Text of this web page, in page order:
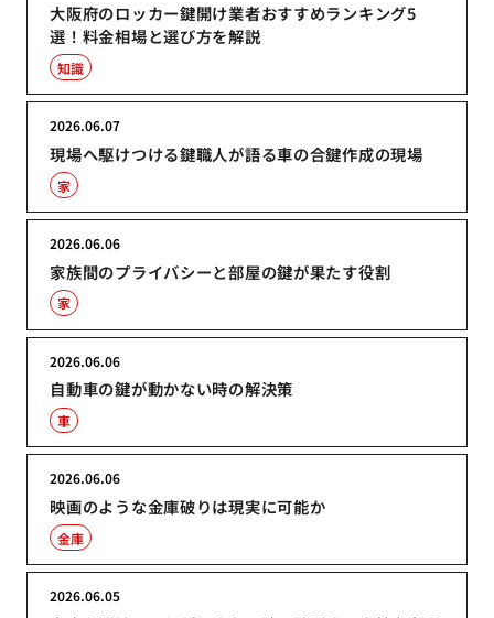
大阪府のロッカー鍵開け業者おすすめランキング5
選！料金相場と選び方を解説
知識
現場へ駆けつける鍵職人が語る車の合鍵作成の現場
2026.06.07
家
家族間のプライバシーと部屋の鍵が果たす役割
2026.06.06
家
自動車の鍵が動かない時の解決策
2026.06.06
車
映画のような金庫破りは現実に可能か
2026.06.06
金庫
2026.06.05